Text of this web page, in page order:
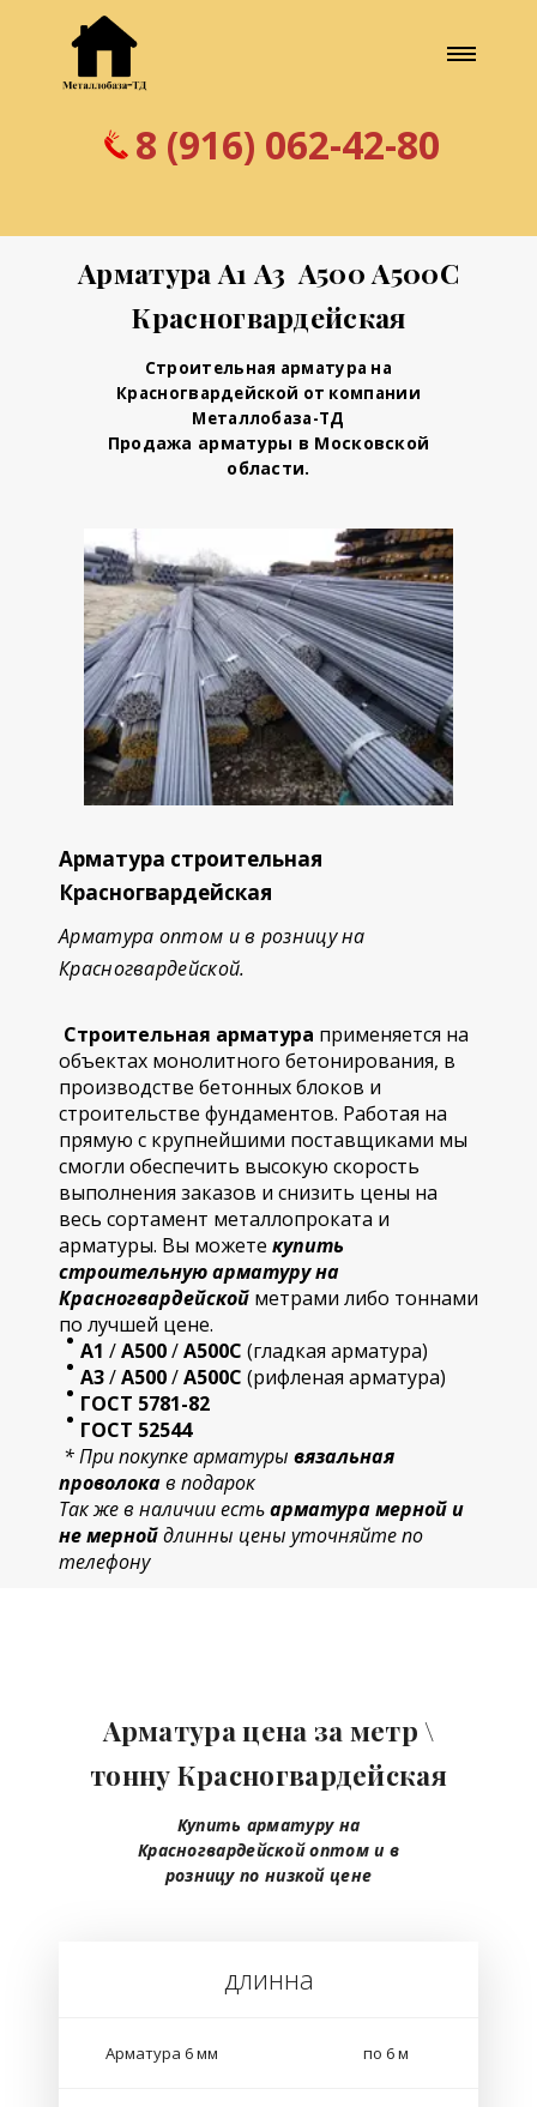
8 (916) 062-42-80
Арматура А1 А3 А500 А500С
Красногвардейская
Строительная арматура на
Красногвардейской от компании
Металлобаза-ТД
Продажа арматуры в Московской
области.
Арматура строительная
Красногвардейская
Арматура оптом и в розницу на
Красногвардейской.
Строительная арматура применяется на
объектах монолитного бетонирования, в
производстве бетонных блоков и
строительстве фундаментов. Работая на
прямую с крупнейшими поставщиками мы
смогли обеспечить высокую скорость
выполнения заказов и снизить цены на
весь сортамент металлопроката и
арматуры. Вы можете купить
строительнуюарматуру на
Красногвардейской метрами либо тоннами
по лучшей цене.
А1 /А500/А500С (гладкая арматура)
А3/А500/А500С (рифленая арматура)
ГОСТ 5781-82
ГОСТ 52544
* При покупке арматуры вязальная
проволокав подарок
Так же в наличии естьарматура мерной и
не мернойдлинны цены уточняйте по
телефону
Арматура цена за метр \
тонну Красногвардейская
Купить арматуру на
Красногвардейскойоптоми в
розницупо низкой цене
длинна
Арматура 6 мм по 6 м